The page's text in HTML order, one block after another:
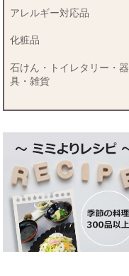
アレルギー対応品
化粧品
石けん・トイレタリー・器
具・雑貨